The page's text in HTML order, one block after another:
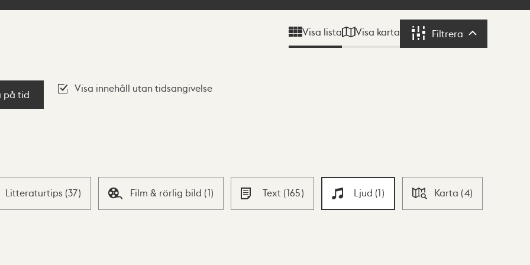
Visa lista Visa karta Filtrera Filtrera
på tid
Visa innehåll utan tidsangivelse
Litteraturtips (37) Film & rörlig bild (1) Text (165) Ljud (1) Karta (4)